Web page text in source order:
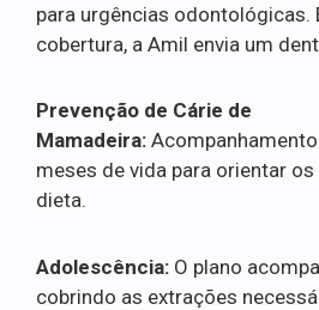
para urgências odontológicas.
cobertura, a Amil envia um
Prevenção de Cárie de
Mamadeira:
meses de vida para orientar
dieta.
Adolescência: O plano
cobrindo as extrações